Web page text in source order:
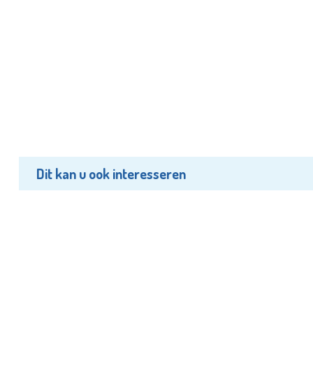
Dit kan u ook interesseren